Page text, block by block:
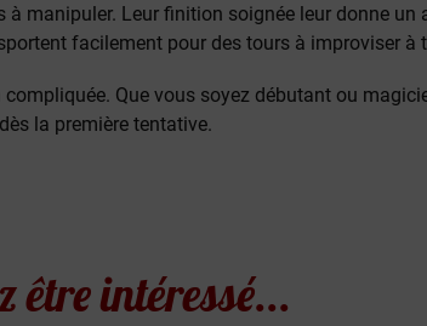
à manipuler. Leur finition soignée leur donne un
facilement pour des tours à improviser à
Que vous soyez débutant ou
la première tentative.
être intéressé...